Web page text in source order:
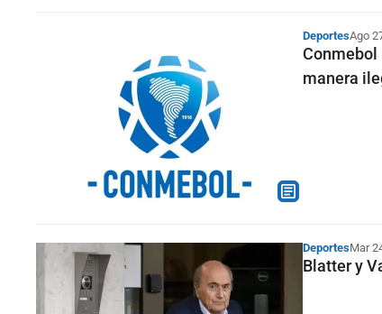
DeportesAgo
Conmebol
manera
DeportesMar
Blatter y